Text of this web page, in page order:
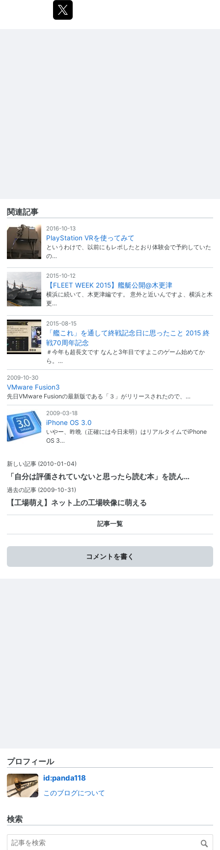
関連記事
2016-10-13
PlayStation VRを使ってみて
というわけで、以前にもレポしたとおり体験会で予約していた
の…
2015-10-12
【FLEET WEEK 2015】艦艇公開@木更津
横浜に続いて、木更津編です。 意外と近いんですよ、横浜と木
更…
2015-08-15
「艦これ」を通して終戦記念日に思ったこと 2015 終
戦70周年記念
＃今年も超長文です なんと3年目ですよこのゲーム始めてか
ら。…
2009-10-30
VMware Fusion3
先日VMware Fusionの最新版である「３」がリリースされたので、…
2009-03-18
iPhone OS 3.0
いやー、昨晩（正確には今日未明）はリアルタイムでiPhone
OS 3…
新しい記事 (2010-01-04)
「自分は評価されていないと思ったら読む本」を読ん…
過去の記事 (2009-10-31)
【工場萌え】ネット上の工場映像に萌える
記事一覧
コメントを書く
プロフィール
id:panda118
このブログについて
検索